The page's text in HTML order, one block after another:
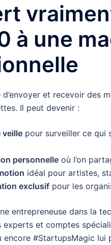
à une
et recevoir des
Il peut devenir :
veille pour surveiller ce qui
personnelle où l’on
idéal pour artistes,
exclusif pour les
entrepreneuse dans la
experts et comptes
encore #StartupsMagic